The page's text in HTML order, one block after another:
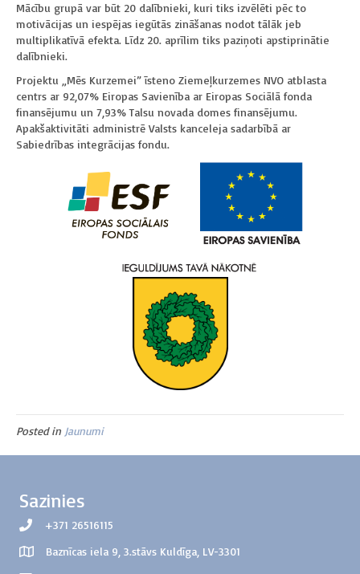
Mācību grupā var būt 20 dalībnieki, kuri tiks izvēlēti pēc to
motivācijas un iespējas iegūtās zināšanas nodot tālāk jeb
multiplikatīvā efekta. Līdz 20. aprīlim tiks paziņoti apstiprinātie
dalībnieki.
Projektu „Mēs Kurzemei” īsteno Ziemeļkurzemes NVO atblasta
centrs ar 92,07% Eiropas Savienība ar Eiropas Sociālā fonda
finansējumu un 7,93% Talsu novada domes finansējumu.
Apakšaktivitāti administrē Valsts kanceleja sadarbībā ar
Sabiedrības integrācijas fondu.
Posted in Jaunumi
Sazinies
+371 26516115
Baznīcas iela 9, 3.stāvs Kuldīga, LV-3301